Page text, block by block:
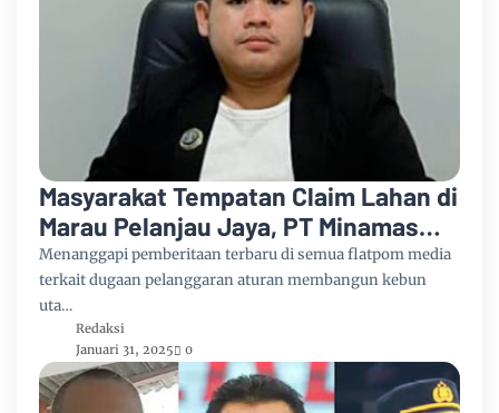
Masyarakat Tempatan Claim Lahan di
Marau Pelanjau Jaya, PT Minamas
tak Bergeming, Seperti Kebal Hukum
Menanggapi pemberitaan terbaru di semua flatpom media
terkait dugaan pelanggaran aturan membangun kebun
uta…
Redaksi
Januari 31, 2025
0